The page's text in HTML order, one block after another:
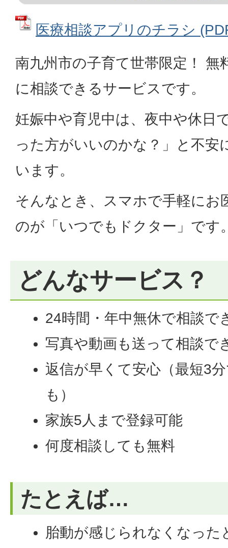
医療相談アプリのチラシ
南九州市の子育て世帯限定！ 無
に相談できるサービスです。
妊娠中や育児中は、夜中や休日
った方がいいのかな？」と不安
います。
そんなとき、スマホで手軽にお
のが「いつでもドクター」です
どんなサービス？
24時間・年中無休で相談で
写真や動画も送って相談で
返信が早くて安心（最短3
も）
家族5人まで登録可能
何度相談しても無料
たとえば…
胎動が感じられなくなった